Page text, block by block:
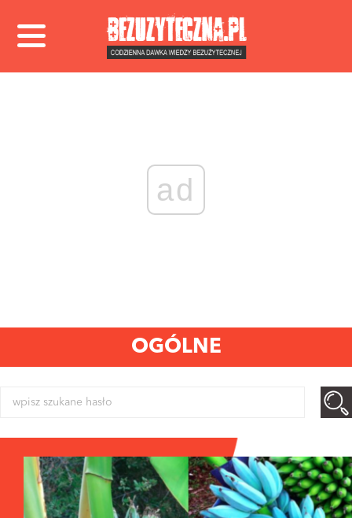
ad
OGÓLNE